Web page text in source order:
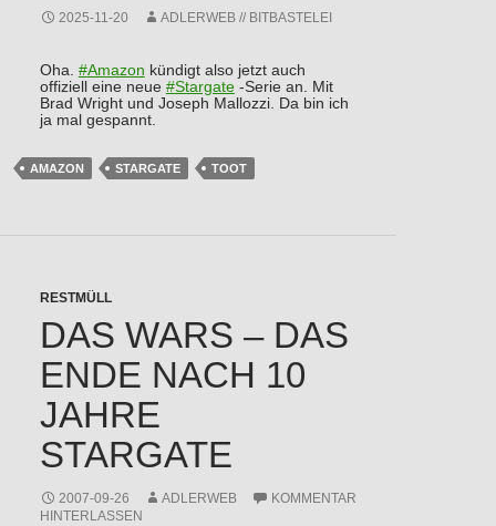
2025-11-20 ADLERWEB // BITBASTELEI
Oha. #Amazon kündigt also jetzt auch
offiziell eine neue #Stargate-Serie an. Mit
Brad Wright und Joseph Mallozzi. Da bin ich
ja mal gespannt.
AMAZON STARGATE TOOT
RESTMÜLL
DAS WARS – DAS
ENDE NACH 10
JAHRE
STARGATE
2007-09-26 ADLERWEB
KOMMENTAR
HINTERLASSEN